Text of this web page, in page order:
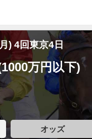
) 4回東京4日
万円以下)
オッズ